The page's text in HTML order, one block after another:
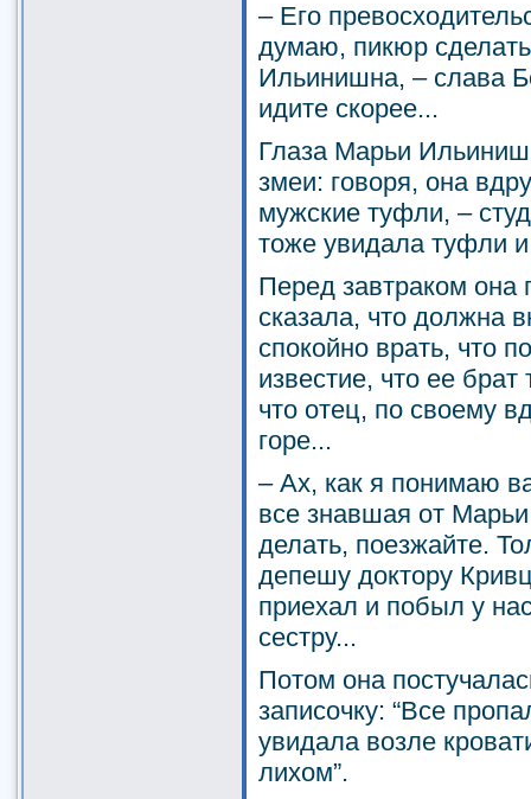
– Его
думаю, пикюр
Ильинишна, – слава
идите скорее...
Глаза Марьи
змеи: говоря, она
мужские туфли, –
тоже увидала туфли
Перед завтраком
сказала, что должна
спокойно врать, что
известие, что ее
что отец, по своему
горе...
– Ах, как я понимаю
все знавшая от
делать, поезжайте.
депешу доктору
приехал и побыл у
сестру...
Потом она
записочку: “Все
увидала возле
лихом”.